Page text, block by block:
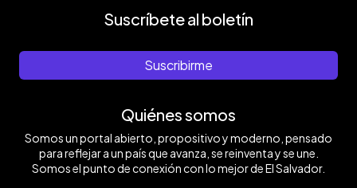
Suscríbete al boletín
Suscribirme
Quiénes somos
Somos un portal abierto, propositivo y moderno, pensado
para reflejar a un país que avanza, se reinventa y se une.
Somos el punto de conexión con lo mejor de El Salvador.